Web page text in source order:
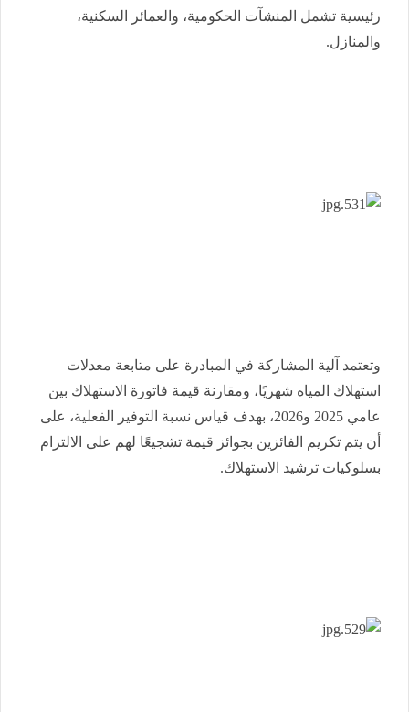
رئيسية تشمل المنشآت الحكومية، والعمائر السكنية،
والمنازل.
وتعتمد آلية المشاركة في المبادرة على متابعة معدلات
استهلاك المياه شهريًا، ومقارنة قيمة فاتورة الاستهلاك بين
عامي 2025 و2026، بهدف قياس نسبة التوفير الفعلية، على
أن يتم تكريم الفائزين بجوائز قيمة تشجيعًا لهم على الالتزام
بسلوكيات ترشيد الاستهلاك.